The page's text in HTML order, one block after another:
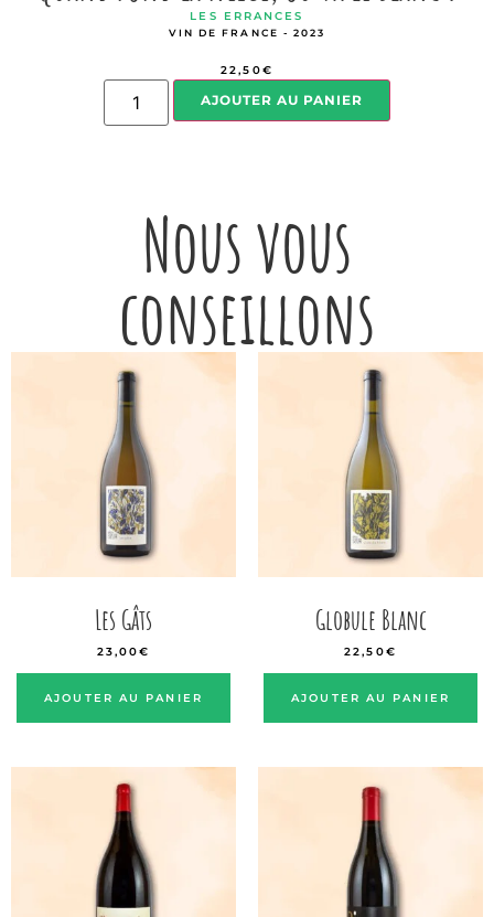
LES ERRANCES
VIN DE FRANCE - 2023
22,50€
AJOUTER AU PANIER
Nous vous
conseillons
Les Gâts
23,00€
AJOUTER AU PANIER
Globule Blanc
22,50€
AJOUTER AU PANIER